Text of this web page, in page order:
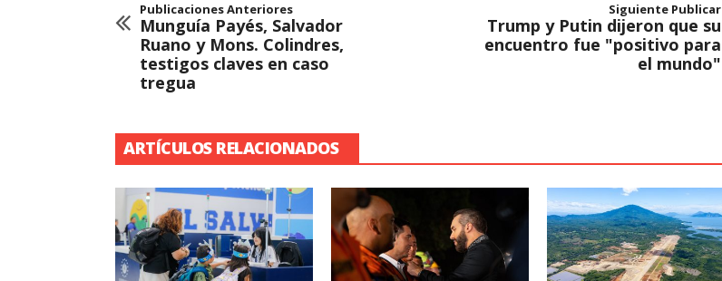
Publicaciones Anteriores
Munguía Payés, Salvador
Ruano y Mons. Colindres,
testigos claves en caso
tregua
Siguiente Publicar
Trump y Putin dijeron que su
encuentro fue "positivo para
el mundo"
ARTÍCULOS RELACIONADOS